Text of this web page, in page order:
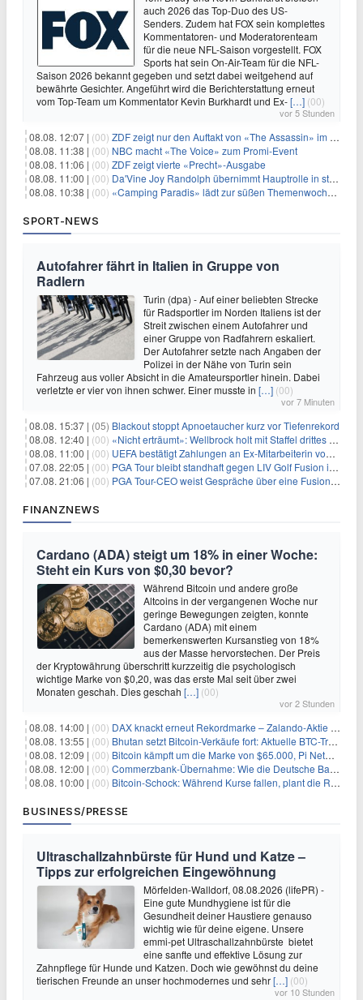
auch 2026 das Top-Duo des US-
Senders. Zudem hat FOX sein komplettes
Kommentatoren- und Moderatorenteam
für die neue NFL-Saison vorgestellt. FOX
Sports hat sein On-Air-Team für die NFL-
Saison 2026 bekannt gegeben und setzt dabei weitgehend auf
bewährte Gesichter. Angeführt wird die Berichterstattung erneut
vom Top-Team um Kommentator Kevin Burkhardt und Ex-[…] (00)
vor 5 Stunden
08.08. 12:07 | (00) ZDF zeigt nur den Auftakt von «The Assassin» im Fernsehen
08.08. 11:38 | (00) NBC macht «The Voice» zum Promi-Event
08.08. 11:06 | (00) ZDF zeigt vierte «Precht»-Ausgabe
08.08. 11:00 | (00) Da'Vine Joy Randolph übernimmt Hauptrolle in starbesetzter schwarzer Komödie
08.08. 10:38 | (00) «Camping Paradis» lädt zur süßen Themenwoche ein
SPORT-NEWS
Autofahrer fährt in Italien in Gruppe von
Radlern
Turin (dpa) - Auf einer beliebten Strecke
für Radsportler im Norden Italiens ist der
Streit zwischen einem Autofahrer und
einer Gruppe von Radfahrern eskaliert.
Der Autofahrer setzte nach Angaben der
Polizei in der Nähe von Turin sein
Fahrzeug aus voller Absicht in die Amateursportler hinein. Dabei
verletzte er vier von ihnen schwer. Einer musste in […] (00)
vor 7 Minuten
08.08. 15:37 | (05) Blackout stoppt Apnoetaucher kurz vor Tiefenrekord
08.08. 12:40 | (00) «Nicht erträumt»: Wellbrock holt mit Staffel drittes EM-Gold
08.08. 11:00 | (00) UEFA bestätigt Zahlungen an Ex-Mitarbeiterin von Infantino
07.08. 22:05 | (00) PGA Tour bleibt standhaft gegen LIV Golf Fusion in einem sich wandelnden Sportumfeld
07.08. 21:06 | (00) PGA Tour-CEO weist Gespräche über eine Fusion mit LIV Golf zurück und bekräftigt die Wettbewerbslandschaft
FINANZNEWS
Cardano (ADA) steigt um 18% in einer Woche:
Steht ein Kurs von $0,30 bevor?
Während Bitcoin und andere große
Altcoins in der vergangenen Woche nur
geringe Bewegungen zeigten, konnte
Cardano (ADA) mit einem
bemerkenswerten Kursanstieg von 18%
aus der Masse hervorstechen. Der Preis
der Kryptowährung überschritt kurzzeitig die psychologisch
wichtige Marke von $0,20, was das erste Mal seit über zwei
Monaten geschah. Dies geschah […] (00)
vor 2 Stunden
08.08. 14:00 | (00) DAX knackt erneut Rekordmarke – Zalando-Aktie crasht nach Quartalszahlen
08.08. 13:55 | (00) Bhutan setzt Bitcoin-Verkäufe fort: Aktuelle BTC-Transaktionen
08.08. 12:09 | (00) Bitcoin kämpft um die Marke von $65.000, Pi Network gewinnt an Unterstützung
08.08. 12:00 | (00) Commerzbank-Übernahme: Wie die Deutsche Bank im Schatten zum großen Gewinner wird
08.08. 10:00 | (00) Bitcoin-Schock: Während Kurse fallen, plant die Regierung die Steuer-Bombe
BUSINESS/PRESSE
Ultraschallzahnbürste für Hund und Katze –
Tipps zur erfolgreichen Eingewöhnung
Mörfelden-Walldorf, 08.08.2026 (lifePR) -
Eine gute Mundhygiene ist für die
Gesundheit deiner Haustiere genauso
wichtig wie für deine eigene. Unsere
emmi-pet Ultraschallzahnbürste bietet
eine sanfte und effektive Lösung zur
Zahnpflege für Hunde und Katzen. Doch wie gewöhnst du deine
tierischen Freunde an unser hochmodernes und sehr[…] (00)
vor 10 Stunden